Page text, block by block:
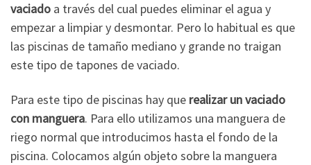
vaciado a través del cual puedes eliminar el agua y
empezar a limpiar y desmontar. Pero lo habitual es que
las piscinas de tamaño mediano y grande no traigan
este tipo de tapones de vaciado.
Para este tipo de piscinas hay que realizar un vaciado
con manguera. Para ello utilizamos una manguera de
riego normal que introducimos hasta el fondo de la
piscina. Colocamos algún objeto sobre la manguera